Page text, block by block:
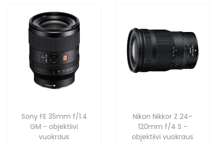
Sony FE 35mm f/1.4
GM - objektiivi
vuokraus
Nikon Nikkor Z 24-
120mm f/4 S -
objektiivi vuokraus